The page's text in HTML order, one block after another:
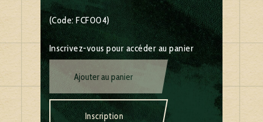
(Code: FCF004)
Inscrivez-vous pour accéder au panier
Ajouter au panier
Inscription